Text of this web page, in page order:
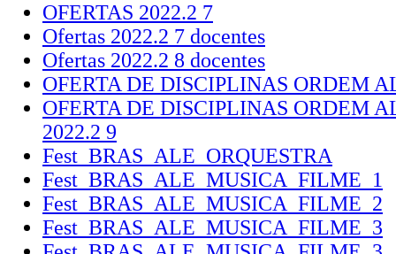
OFERTAS 2022.2 7
Ofertas 2022.2 7 docentes
Ofertas 2022.2 8 docentes
OFERTA DE DISCIPLINAS ORDEM
OFERTA DE DISCIPLINAS ORDEM
2022.2 9
Fest_BRAS_ALE_ORQUESTRA
Fest_BRAS_ALE_MUSICA_FILME_1
Fest_BRAS_ALE_MUSICA_FILME_2
Fest_BRAS_ALE_MUSICA_FILME_3